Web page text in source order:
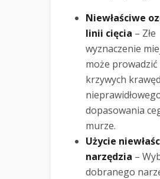
Niewłaściwe
linii cięcia – Złe
wyznaczenie
może prowadzić
krzywych
dopasowania
murze.
Użycie
narzędzia –
dobranego